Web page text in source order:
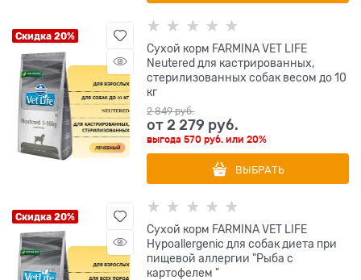
Скидка 20%
Сухой корм FARMINA VET LIFE
Neutered для кастрированных,
стерилизованных собак весом до 10
кг
2 849 руб.
от2 279 руб.
выгода570 руб. или20%
ВЫБРАТЬ
Скидка 20%
Сухой корм FARMINA VET LIFE
Hypoallergenic для собак диета при
пищевой аллергии "Рыба с
картофелем "